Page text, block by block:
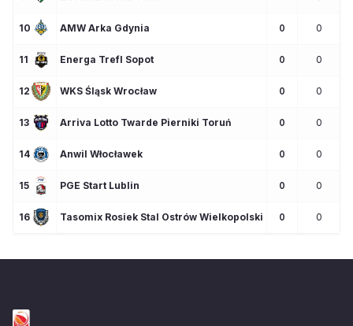
10 AMW Arka Gdynia 0 0
11 Energa Trefl Sopot 0 0
12 WKS Śląsk Wrocław 0 0
13 Arriva Lotto Twarde Pierniki Toruń 0 0
14 Anwil Włocławek 0 0
15 PGE Start Lublin 0 0
16 Tasomix Rosiek Stal Ostrów Wielkopolski 0 0